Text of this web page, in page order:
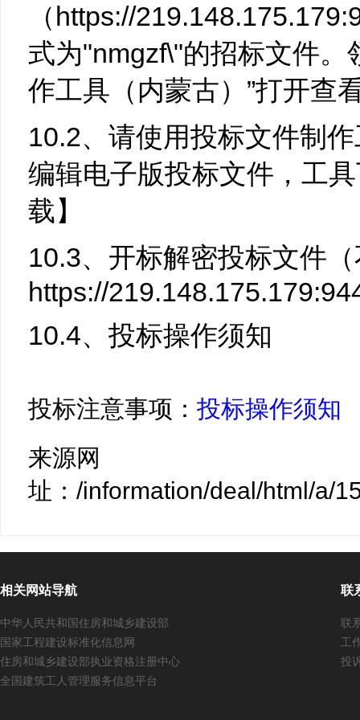
（https://
式为"nmgzf\"的招标文件。
作工具（内蒙古）”打开查
10.2、请使用投标文件制
编辑电子版投标文件，工
载】
10.3、开标解密投标文件
https://
10.4、 投标操作须知
投标注意事项： 投标操作须知
来源网
址：/information/deal/html/a/
相关网站导航
中华人民共和国住房和城乡建设部
国家工程建设标准化信息网
住房和城乡建设部执业资格注册中心
全国建筑工人管理服务信息平台
联
联
工
投